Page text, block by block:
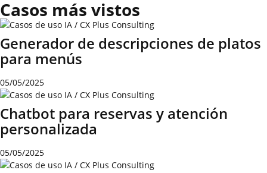
Casos más vistos
Generador de descripciones de platos
para menús
05/05/2025
Chatbot para reservas y atención
personalizada
05/05/2025